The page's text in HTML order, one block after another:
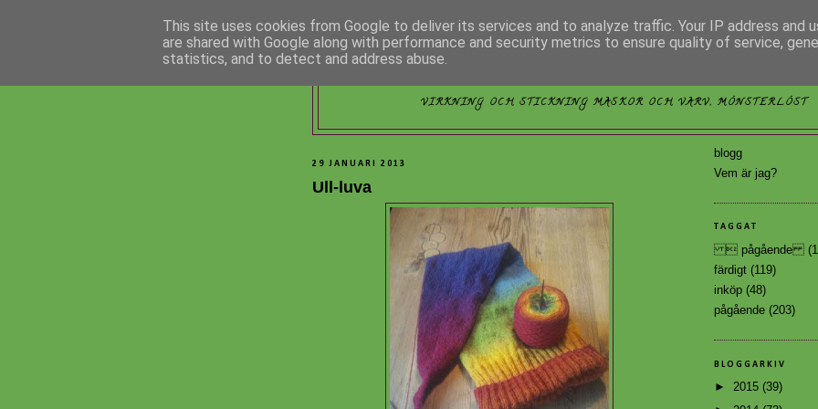
VIRKNING OCH STICKNING MASKOR OCH VARV, MÖNSTERLÖST
29 JANUARI 2013
Ull-luva
blogg
Vem är jag?
TAGGAT
 pågående
färdigt (119)
inköp (48)
pågående (203)
BLOGGARKIV
► 2015 (39)
This site uses cookies from Google to deliver its services and to analyze traffic. Your IP address and
are shared with Google along with performance and security metrics to ensure quality of service,
statistics, and to detect and address abuse.